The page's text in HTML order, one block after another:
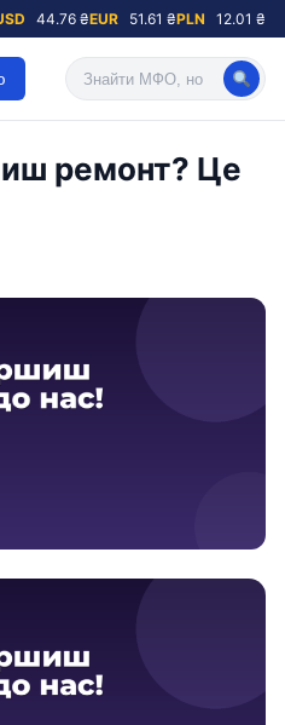
44.76 ₴EUR 51.61 ₴PLN 12.01 ₴
ремонт? Це